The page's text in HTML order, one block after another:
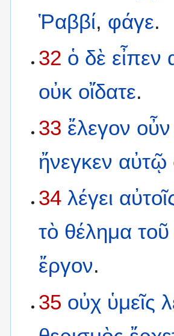
Ῥαββί, φάγε.
32 ὁ δὲ εἶπεν
οὐκ οἴδατε.
33 ἔλεγον οὖν
ἤνεγκεν αὐτῷ
34 λέγει
τὸ θέλημα τοῦ
ἔργον.
35 οὐχ ὑμεῖς